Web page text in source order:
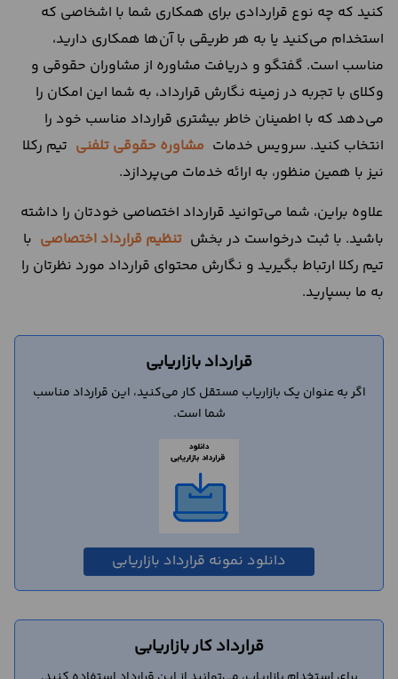
کنید که چه نوع قراردادی برای همکاری شما با اشخاصی که
استخدام می‌کنید یا به هر طریقی با آن‌ها همکاری دارید،
مناسب است. گفتگو و دریافت مشاوره از مشاوران حقوقی و
وکلای با تجربه در زمینه نگارش قرارداد، به شما این امکان را
می‌دهد که با اطمینان خاطر بیشتری قرارداد مناسب خود را
انتخاب کنید. سرویس خدمات مشاوره حقوقی تلفنی تیم رکلا
نیز با همین منظور، به ارائه خدمات می‌پردازد.
علاوه براین، شما می‌توانید قرارداد اختصاصی خودتان را داشته
باشید. با ثبت درخواست در بخش تنظیم قرارداد اختصاصی با
تیم رکلا ارتباط بگیرید و نگارش محتوای قرارداد مورد نظرتان را
به ما بسپارید.
قرارداد بازاریابی
اگر به عنوان یک بازاریاب مستقل کار می‌کنید، این قرارداد مناسب
شما است.
دانلود نمونه قرارداد بازاریابی
قرارداد کار بازاریابی